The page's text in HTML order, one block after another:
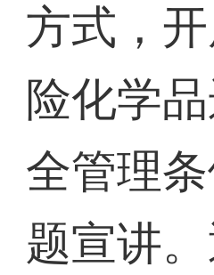
方式，
险化学
全管理
题宣讲